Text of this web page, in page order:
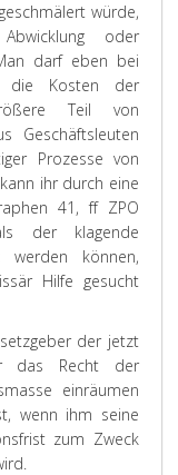
würde,
oder
darf eben bei
die Kosten der
Teil von
Geschäftsleuten
Prozesse von
ihr durch eine
41, ff ZPO
der klagende
werden können,
Hilfe gesucht
der jetzt
das Recht der
einräumen
wenn ihm seine
zum Zweck